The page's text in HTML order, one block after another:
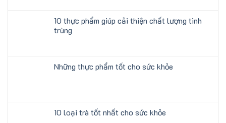
10 thực phẩm giúp cải thiện chất lượng tinh
trùng
Những thực phẩm tốt cho sức khỏe
10 loại trà tốt nhất cho sức khỏe